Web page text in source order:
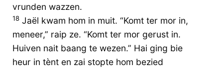
vrunden wazzen.
18 Jaël kwam hom in muit. “Komt ter mor in,
meneer,” raip ze. “Komt ter mor gerust in.
Huiven nait baang te wezen.” Hai ging bie
heur in tènt en zai stopte hom bezied